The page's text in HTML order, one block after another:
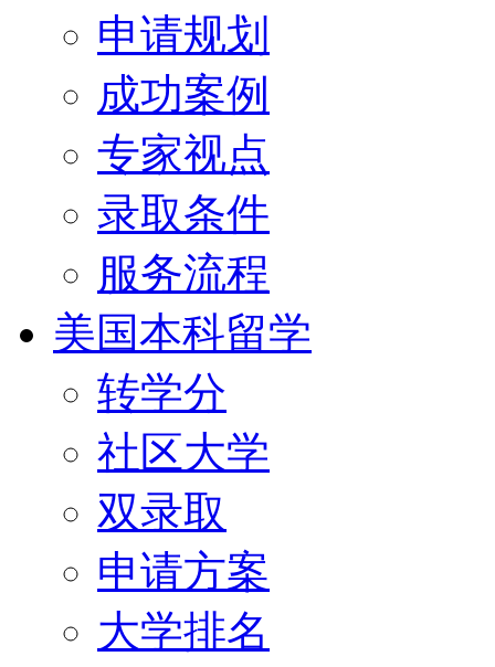
申请规划
成功案例
专家视点
录取条件
服务流程
美国本科留学
转学分
社区大学
双录取
申请方案
大学排名